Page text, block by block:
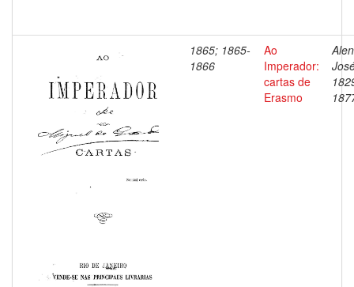
1865; 1865-
1866
Ao
Imperador:
cartas de
Erasmo